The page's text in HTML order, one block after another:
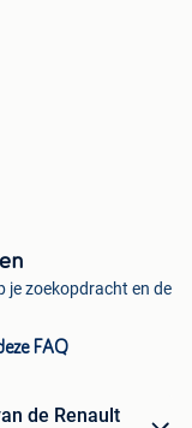
je zoekopdracht en de
FAQ
de Renault